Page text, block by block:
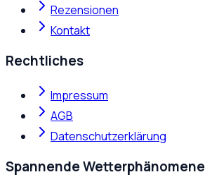
Rezensionen
Kontakt
Rechtliches
Impressum
AGB
Datenschutzerklärung
Spannende Wetterphänomene